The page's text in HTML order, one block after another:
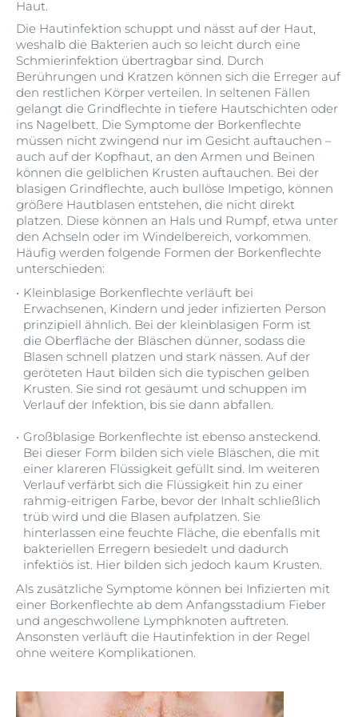
Haut.
Die Hautinfektion schuppt und nässt auf der Haut,
weshalb die Bakterien auch so leicht durch eine
Schmierinfektion übertragbar sind. Durch
Berührungen und Kratzen können sich die Erreger auf
den restlichen Körper verteilen. In seltenen Fällen
gelangt die Grindflechte in tiefere Hautschichten oder
ins Nagelbett. Die Symptome der Borkenflechte
müssen nicht zwingend nur im Gesicht auftauchen –
auch auf der Kopfhaut, an den Armen und Beinen
können die gelblichen Krusten auftauchen. Bei der
blasigen Grindflechte, auch bullöse Impetigo, können
größere Hautblasen entstehen, die nicht direkt
platzen. Diese können an Hals und Rumpf, etwa unter
den Achseln oder im Windelbereich, vorkommen.
Häufig werden folgende Formen der Borkenflechte
unterschieden:
Kleinblasige Borkenflechte verläuft bei
Erwachsenen, Kindern und jeder infizierten Person
prinzipiell ähnlich. Bei der kleinblasigen Form ist
die Oberfläche der Bläschen dünner, sodass die
Blasen schnell platzen und stark nässen. Auf der
geröteten Haut bilden sich die typischen gelben
Krusten. Sie sind rot gesäumt und schuppen im
Verlauf der Infektion, bis sie dann abfallen.
Großblasige Borkenflechte ist ebenso ansteckend.
Bei dieser Form bilden sich viele Bläschen, die mit
einer klareren Flüssigkeit gefüllt sind. Im weiteren
Verlauf verfärbt sich die Flüssigkeit hin zu einer
rahmig-eitrigen Farbe, bevor der Inhalt schließlich
trüb wird und die Blasen aufplatzen. Sie
hinterlassen eine feuchte Fläche, die ebenfalls mit
bakteriellen Erregern besiedelt und dadurch
infektiös ist. Hier bilden sich jedoch kaum Krusten.
Als zusätzliche Symptome können bei Infizierten mit
einer Borkenflechte ab dem Anfangsstadium Fieber
und angeschwollene Lymphknoten auftreten.
Ansonsten verläuft die Hautinfektion in der Regel
ohne weitere Komplikationen.